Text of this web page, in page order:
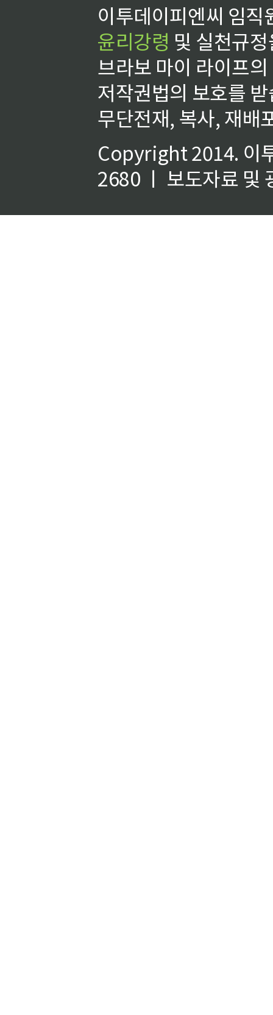
이투데이피엔씨 임
윤리강령 및 실천규
브라보 마이 라이프
저작권법의 보호를
무단전재, 복사, 재배
Copyright 2014. 이
2680 ㅣ 보도자료